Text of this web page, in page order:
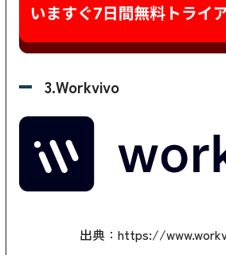
3.Workvivo
出典： https://